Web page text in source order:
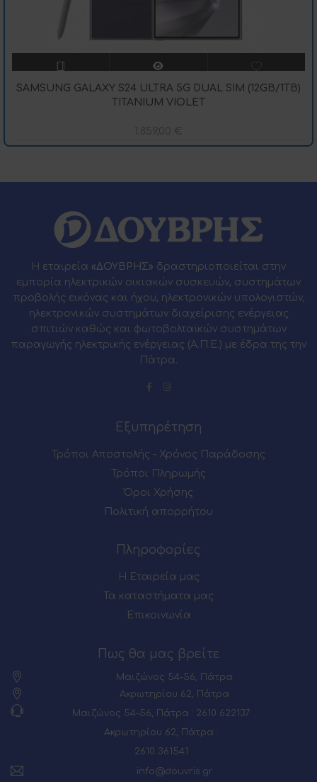
SAMSUNG GALAXY S24 ULTRA 5G DUAL SIM (12GB/1TB)
TITANIUM VIOLET
1.859,00 €
Η εταιρεία «ΔΟΥΒΡΗΣ» δραστηριοποιείται στην
εμπορία ηλεκτρικών οικιακών συσκευών, συστημάτων
προβολής εικόνας και ήχου, ηλεκτρονικών υπολογιστών,
ηλεκτρονικών συστημάτων διαχείρισης ενέργειας
σπιτιών καθώς και φωτοβολταϊκών συστημάτων
παραγωγής ηλεκτρικής ενέργειας (Α.Π.Ε.) με έδρα της την
Πάτρα.
Εξυπηρέτηση
Τρόποι Αποστολής - Χρόνος Παράδοσης
Τρόποι Πληρωμής
Όροι Χρήσης
Πολιτική απορρήτου
Πληροφορίες
Η Εταιρεία μας
Τα καταστήματα μας
Επικοινωνία
Πως θα μας βρείτε
Μαιζώνος 54-56, Πάτρα
Ακρωτηρίου 62, Πάτρα
Μαιζώνος 54-56, Πάτρα : 2610 622137
Ακρωτηρίου 62, Πάτρα :
2610 361541
info@douvris.gr